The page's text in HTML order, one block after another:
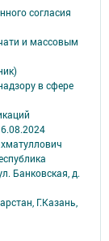
согласия
и массовым
в сфере
Банковская, д.
Г.Казань,